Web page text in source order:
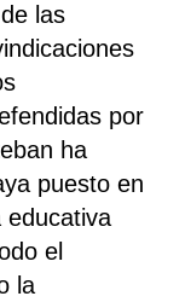
las
por
ha
puesto en
educativa
el
la